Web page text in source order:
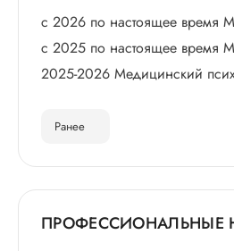
с 2026 по настоящее время
с 2025 по настоящее время
2025-2026 Медицинский
Ранее
ПРОФЕССИОНАЛЬНЫЕ